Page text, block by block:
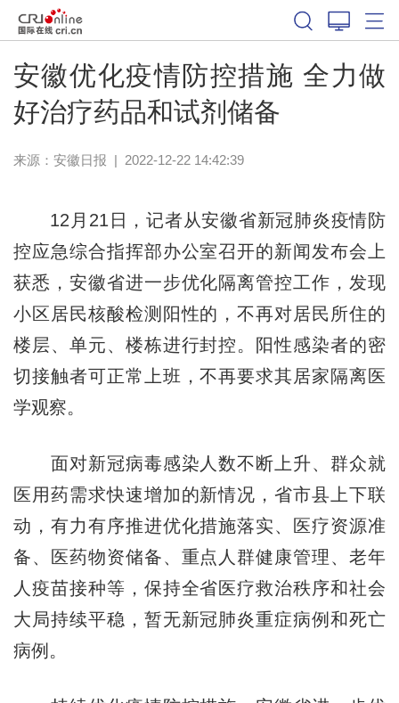
安徽优化疫情防控措施 全力做
好治疗药品和试剂储备
来源： 安徽日报 | 2022-12-22 14:42:39
12月21日，记者从安徽省新冠肺炎疫情防
控应急综合指挥部办公室召开的新闻发布会上
获悉，安徽省进一步优化隔离管控工作，发现
小区居民核酸检测阳性的，不再对居民所住的
楼层、单元、楼栋进行封控。阳性感染者的密
切接触者可正常上班，不再要求其居家隔离医
学观察。
面对新冠病毒感染人数不断上升、群众就
医用药需求快速增加的新情况，省市县上下联
动，有力有序推进优化措施落实、医疗资源准
备、医药物资储备、重点人群健康管理、老年
人疫苗接种等，保持全省医疗救治秩序和社会
大局持续平稳，暂无新冠肺炎重症病例和死亡
病例。